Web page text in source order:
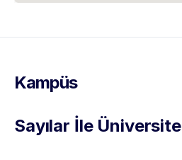
Kampüs
Sayılar İle Üniversite